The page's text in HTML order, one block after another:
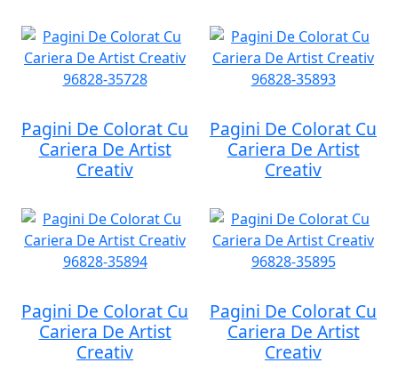
Pagini De Colorat Cu
Cariera De Artist
Creativ
Pagini De Colorat Cu
Cariera De Artist
Creativ
Pagini De Colorat Cu
Cariera De Artist
Creativ
Pagini De Colorat Cu
Cariera De Artist
Creativ